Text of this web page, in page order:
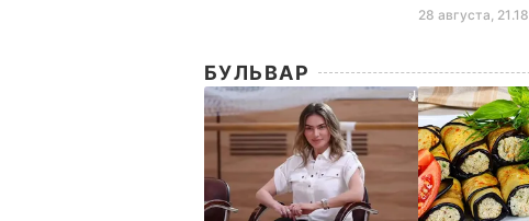
28 августа, 21.18
БУЛЬВАР